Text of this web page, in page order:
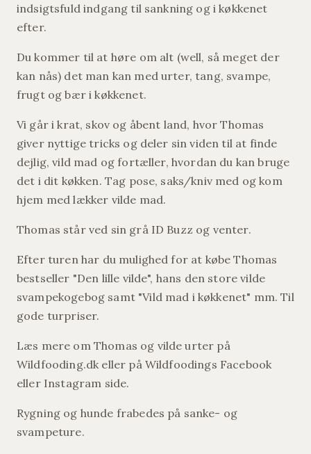
indsigtsfuld indgang til sankning og i køkkenet
efter.
Du kommer til at høre om alt (well, så meget der
kan nås) det man kan med urter, tang, svampe,
frugt og bær i køkkenet.
Vi går i krat, skov og åbent land, hvor Thomas
giver nyttige tricks og deler sin viden til at finde
dejlig, vild mad og fortæller, hvordan du kan bruge
det i dit køkken. Tag pose, saks/kniv med og kom
hjem med lækker vilde mad.
Thomas står ved sin grå ID Buzz og venter.
Efter turen har du mulighed for at købe Thomas
bestseller "Den lille vilde", hans den store vilde
svampekogebog samt "Vild mad i køkkenet" mm. Til
gode turpriser.
Læs mere om Thomas og vilde urter på
Wildfooding.dk eller på Wildfoodings Facebook
eller Instagram side.
Rygning og hunde frabedes på sanke- og
svampeture.